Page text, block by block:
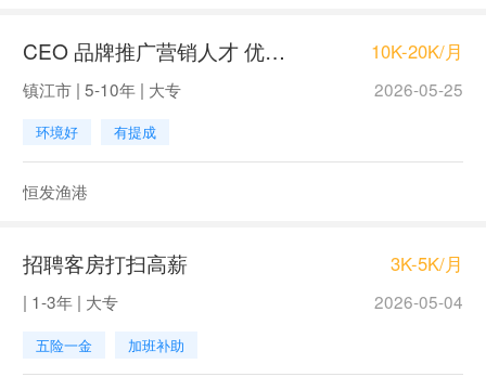
CEO 品牌推广营销人才 优秀店长 行政总监 10K-20K/月
镇江市 | 5-10年 | 大专 2026-05-25
环境好 有提成
恒发渔港
招聘客房打扫高薪 3K-5K/月
| 1-3年 | 大专 2026-05-04
五险一金 加班补助